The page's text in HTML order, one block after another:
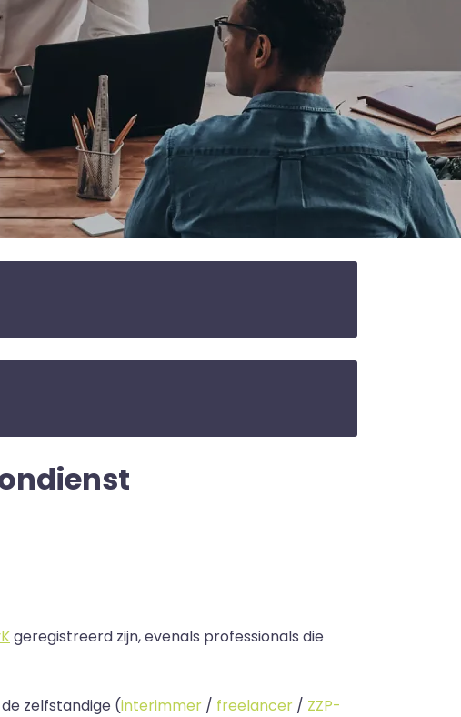
geregistreerd zijn, evenals professionals die
zelfstandige (interimmer / freelancer / ZZP-